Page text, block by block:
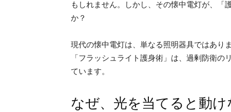
もしれません。しかし、その懐中電灯が、「
か？
現代の懐中電灯は、単なる照明器具ではあり
「フラッシュライト護身術」は、過剰防衛
ています。
なぜ、光を当てると動け